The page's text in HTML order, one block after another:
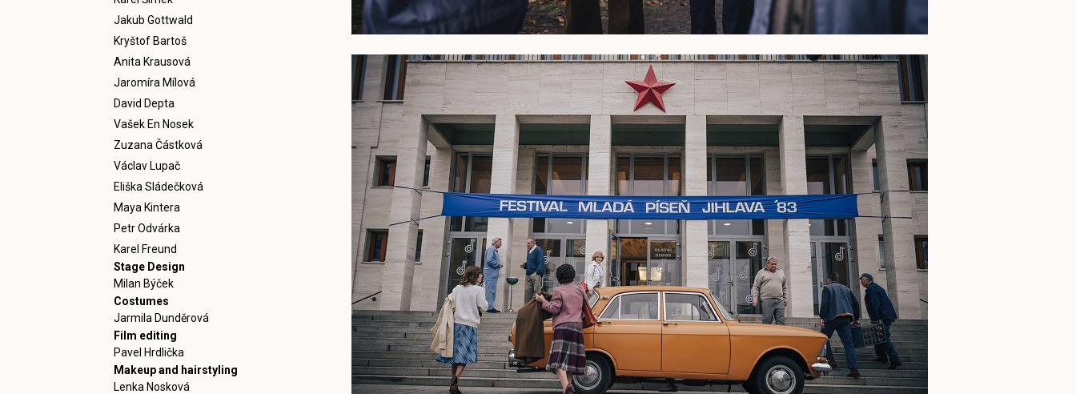
Jakub Gottwald
Kryštof Bartoš
Anita Krausová
Jaromíra Mílová
David Depta
Vašek En Nosek
Zuzana Částková
Václav Lupač
Eliška Sládečková
Maya Kintera
Petr Odvárka
Karel Freund
Stage Design
Milan Býček
Costumes
Jarmila Dunděrová
Film editing
Pavel Hrdlička
Makeup and hairstyling
Lenka Nosková